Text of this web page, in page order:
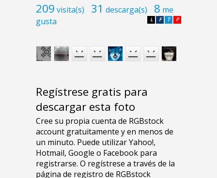
209 visita(s) 31 descarga(s) 8 me
gusta
P
T
F
L
Regístrese gratis para
descargar esta foto